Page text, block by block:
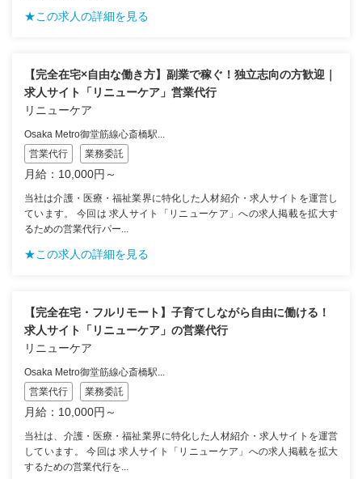
★この求人の詳細を見る
【完全在宅×自由な働き方】副業で稼ぐ！独立志向の方歓迎｜
求人サイト「リニューケア」営業代行
リニューケア
Osaka Metro御堂筋線心斎橋駅...
営業代行
業務委託
月給：10,000円～
当社は介護・医療・福祉業界に特化した人材紹介・求人サイトを運営し
ています。 今回は 求人サイト「リニューケア」への求人掲載を拡大す
るための営業代行パー...
★この求人の詳細を見る
【完全在宅・フルリモート】子育てしながら自由に働ける！
求人サイト「リニューケア」の営業代行
リニューケア
Osaka Metro御堂筋線心斎橋駅...
営業代行
業務委託
月給：10,000円～
当社は、介護・医療・福祉業界に特化した人材紹介・求人サイトを運営
しています。 今回は 求人サイト「リニューケア」への求人掲載を拡大
するための営業代行を...